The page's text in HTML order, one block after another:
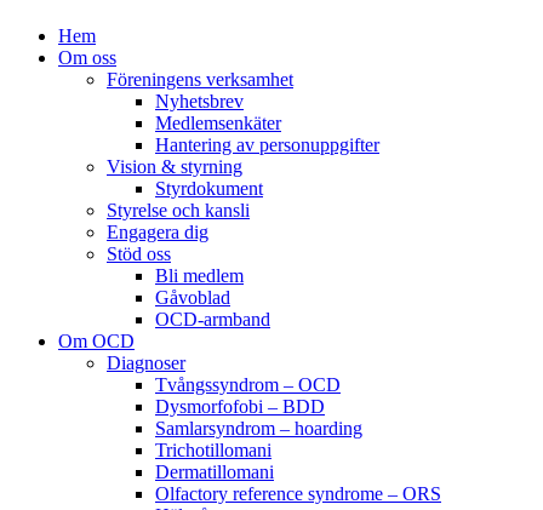
Hem
Om oss
Föreningens verksamhet
Nyhetsbrev
Medlemsenkäter
Hantering av personuppgifter
Vision & styrning
Styrdokument
Styrelse och kansli
Engagera dig
Stöd oss
Bli medlem
Gåvoblad
OCD-armband
Om OCD
Diagnoser
Tvångssyndrom – OCD
Dysmorfofobi – BDD
Samlarsyndrom – hoarding
Trichotillomani
Dermatillomani
Olfactory reference syndrome – ORS